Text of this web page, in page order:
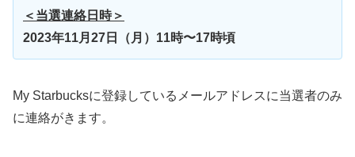
＜当選連絡日時＞
2023年11月27日（月）11時〜17時頃
My Starbucksに登録しているメールアドレスに当選者のみ
に連絡がきます。